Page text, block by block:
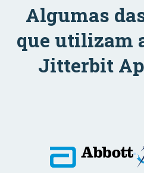
Algumas
que utilizam
Jitterbit